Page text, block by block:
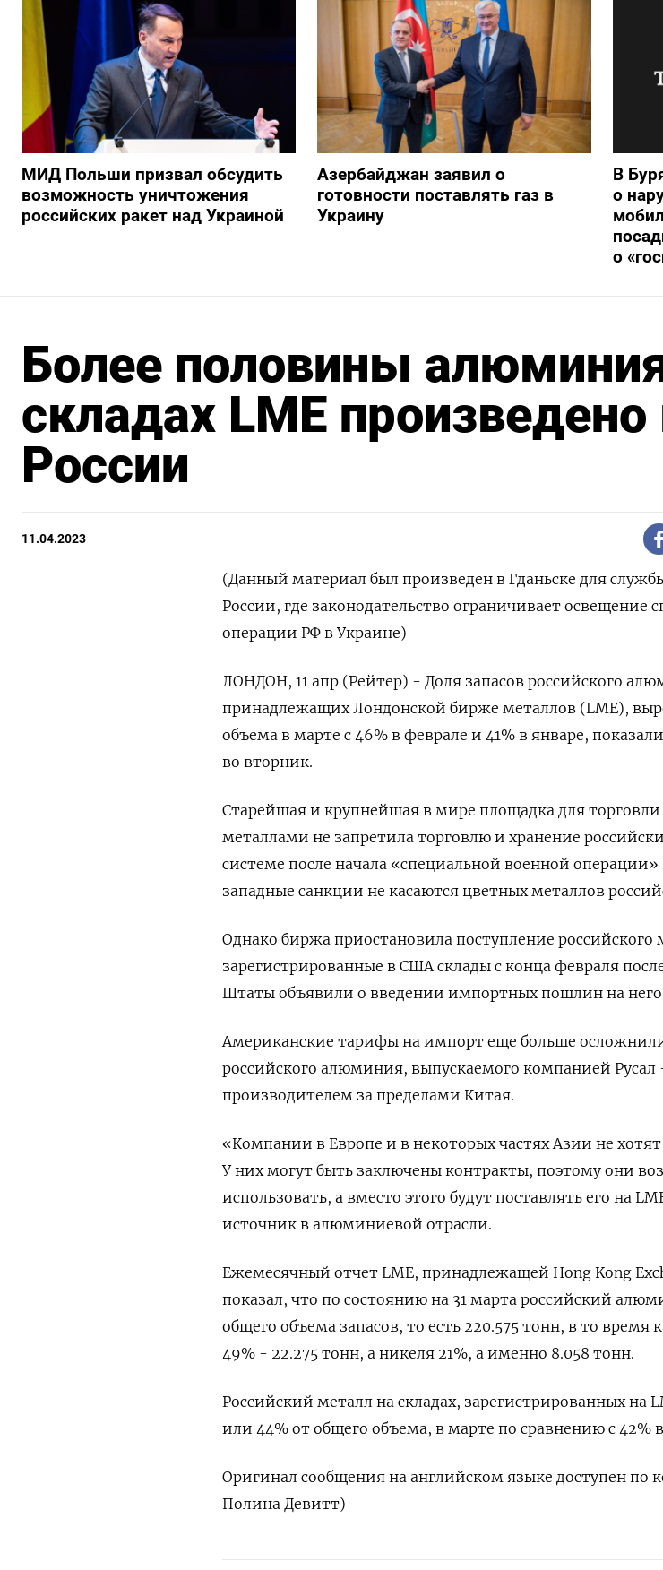
МИД Польши призвал обсудить
возможность уничтожения
российских ракет над Украиной
Азербайджан заявил о
готовности поставлять газ в
Украину
В
о
о
Более половины
складах LME произведено
России
11.04.2023
(Данный материал был произведен в Гданьске для
России, где законодательство ограничивает освещение
операции РФ в Украине)
ЛОНДОН, 11 апр (Рейтер) - Доля запасов российского
принадлежащих Лондонской бирже металлов (LME),
объема в марте с 46% в феврале и 41% в январе,
во вторник.
Cтарейшая и крупнейшая в мире площадка для
металлами не запретила торговлю и хранение
системе после начала «специальной военной операции»
западные санкции не касаются цветных металлов
Однако биржа приостановила поступление российского
зарегистрированные в США склады с конца февраля
Штаты объявили о введении импортных пошлин на
Американские тарифы на импорт еще больше
российского алюминия, выпускаемого компанией
производителем за пределами Китая.
«Компании в Европе и в некоторых частях Азии не
У них могут быть заключены контракты, поэтому они
использовать, а вместо этого будут поставлять его на
источник в алюминиевой отрасли.
Ежемесячный отчет LME, принадлежащей Hong Kong
показал, что по состоянию на 31 марта российский
общего объема запасов, то есть 220.575 тонн, в то время
49% - 22.275 тонн, а никеля 21%, а именно 8.058 тонн.
Российский металл на складах, зарегистрированных на
или 44% от общего объема, в марте по сравнению с 42%
Оригинал сообщения на английском языке доступен по
Полина Девитт)